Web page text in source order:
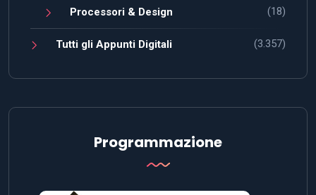
Processori & Design (18)
Tutti gli Appunti Digitali (3.357)
Programmazione